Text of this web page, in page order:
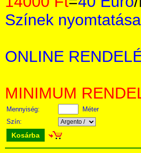
Színek nyomtatása
ONLINE
MINIMUM
Mennyiség:
Méter
Szín:
Kosárba